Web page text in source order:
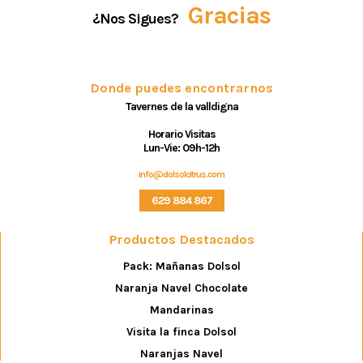
¿Nos Sigues? Gracias
Donde puedes encontrarnos
Tavernes de la valldigna
Horario Visitas
Lun-Vie: 09h-12h
info@dolsolcitrus.com
629 884 867
Productos Destacados
Pack: Mañanas Dolsol
Naranja Navel Chocolate
Mandarinas
Visita la finca Dolsol
Naranjas Navel